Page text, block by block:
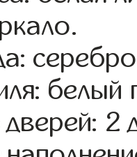
белый
2